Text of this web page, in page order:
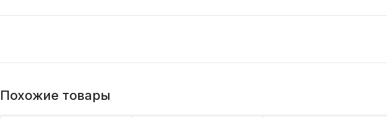
Похожие товары